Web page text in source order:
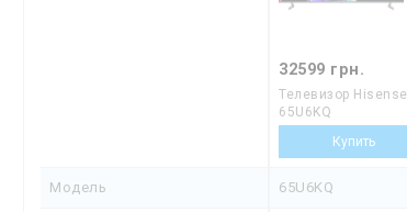
32599 грн.
Телевизор Hisense
65U6KQ
Модель 65U6KQ